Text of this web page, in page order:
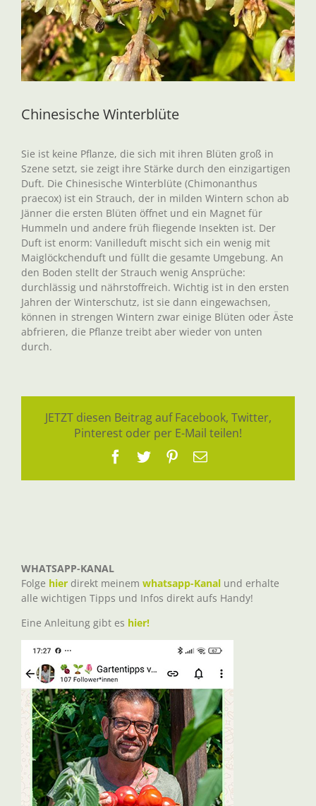
Chinesische Winterblüte
Sie ist keine Pflanze, die sich mit ihren Blüten groß in
Szene setzt, sie zeigt ihre Stärke durch den einzigartigen
Duft. Die Chinesische Winterblüte (Chimonanthus
praecox) ist ein Strauch, der in milden Wintern schon ab
Jänner die ersten Blüten öffnet und ein Magnet für
Hummeln und andere früh fliegende Insekten ist. Der
Duft ist enorm: Vanilleduft mischt sich ein wenig mit
Maiglöckchenduft und füllt die gesamte Umgebung. An
den Boden stellt der Strauch wenig Ansprüche:
durchlässig und nährstoffreich. Wichtig ist in den ersten
Jahren der Winterschutz, ist sie dann eingewachsen,
können in strengen Wintern zwar einige Blüten oder Äste
abfrieren, die Pflanze treibt aber wieder von unten
durch.
JETZT diesen Beitrag auf Facebook, Twitter,
Pinterest oder per E-Mail teilen!
Facebook
TwitterPinterest
E-
WHATSAPP-KANAL
Folge hier direkt meinem whatsapp-Kanal und erhalte
alle wichtigen Tipps und Infos direkt aufs Handy!
Eine Anleitung gibt es hier!